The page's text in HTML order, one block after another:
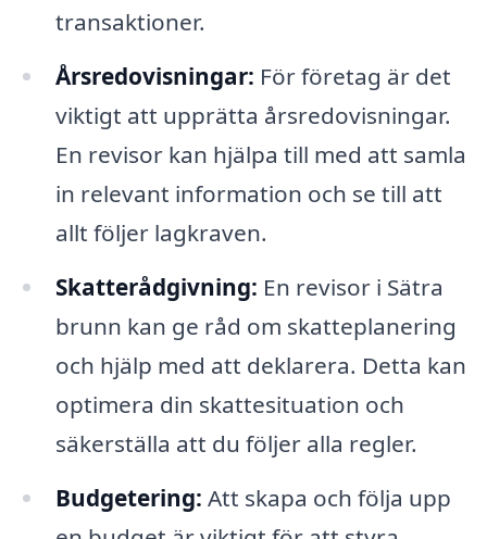
transaktioner.
Årsredovisningar: För företag är det
viktigt att upprätta årsredovisningar.
En revisor kan hjälpa till med att samla
in relevant information och se till att
allt följer lagkraven.
Skatterådgivning: En revisor i Sätra
brunn kan ge råd om skatteplanering
och hjälp med att deklarera. Detta kan
optimera din skattesituation och
säkerställa att du följer alla regler.
Budgetering: Att skapa och följa upp